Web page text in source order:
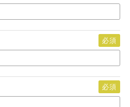
必須
必須